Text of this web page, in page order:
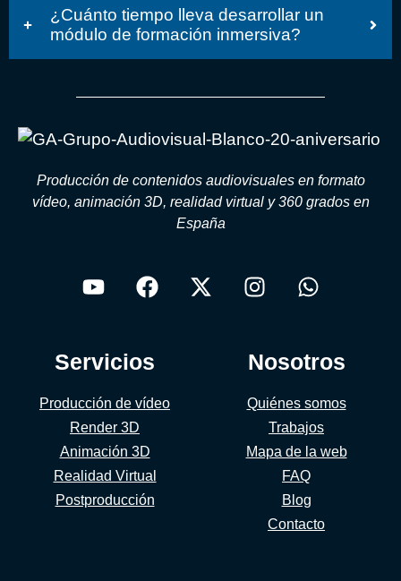
¿Cuánto tiempo lleva desarrollar un
módulo de formación inmersiva?
Producción de contenidos audiovisuales en formato
vídeo, animación 3D, realidad virtual y 360 grados en
España
Servicios
Producción de vídeo
Render 3D
Animación 3D
Realidad Virtual
Postproducción
Nosotros
Quiénes somos
Trabajos
Mapa de la web
FAQ
Blog
Contacto